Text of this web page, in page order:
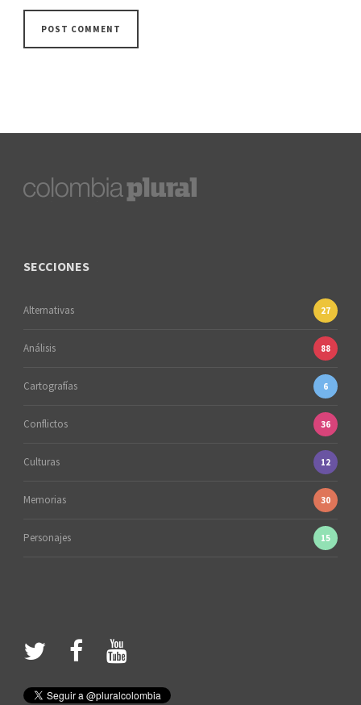
SECCIONES
Alternativas 27
Análisis 88
Cartografías 6
Conflictos 36
Culturas 12
Memorias 30
Personajes 15